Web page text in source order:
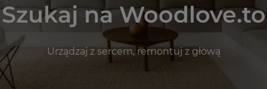
Szukaj na Woodlove.to
Urządzaj z sercem, remontuj z głową